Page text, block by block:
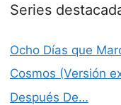
Series
Ocho Días que
Cosmos (Versión
Después De…